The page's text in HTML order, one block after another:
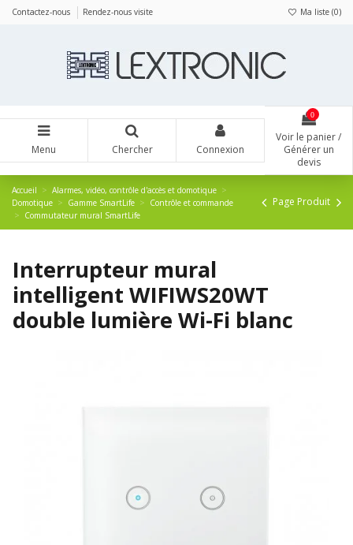
Contactez-nous Rendez-nous visite Ma liste (0)
Menu Chercher Connexion
0
Voir le panier /
Générer un
devis
Accueil
Alarmes, vidéo, contrôle d'accès et domotique
Domotique
Gamme SmartLife
Contrôle et commande
Commutateur mural SmartLife
Page Produit
Interrupteur mural
intelligent WIFIWS20WT
double lumière Wi-Fi blanc
Panneau de gestion des cookies